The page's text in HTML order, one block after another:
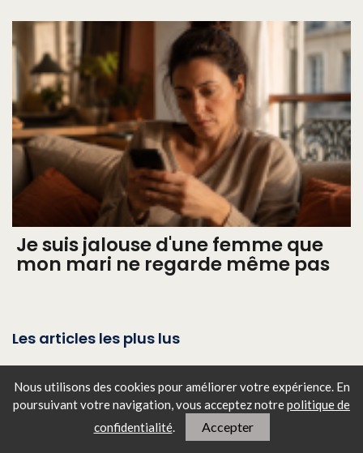
Nous utilisons des cookies pour améliorer votre expérience. En
poursuivant votre navigation, vous acceptez notrepolitique de
confidentialité. Accepter
Je suis jalouse d'une femme que
mon mari ne regarde même pas
Les articles les plus lus
Les secrets d'entretien d'un
bonsaï : gardez-le éclatant et en
bonne santé